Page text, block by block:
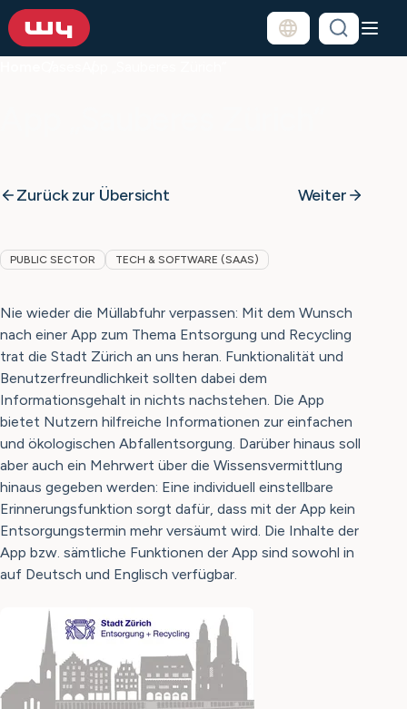
Zurück zur Übersicht Weiter
PUBLIC SECTOR TECH & SOFTWARE (SAAS)
Nie wieder die Müllabfuhr verpassen: Mit dem Wunsch
nach einer App zum Thema Entsorgung und Recycling
trat die Stadt Zürich an uns heran. Funktionalität und
Benutzerfreundlichkeit sollten dabei dem
Informationsgehalt in nichts nachstehen. Die App
bietet Nutzern hilfreiche Informationen zur einfachen
und ökologischen Abfallentsorgung. Darüber hinaus soll
aber auch ein Mehrwert über die Wissensvermittlung
hinaus gegeben werden: Eine individuell einstellbare
Erinnerungsfunktion sorgt dafür, dass mit der App kein
Entsorgungstermin mehr versäumt wird. Die Inhalte der
App bzw. sämtliche Funktionen der App sind sowohl in
auf Deutsch und Englisch verfügbar.